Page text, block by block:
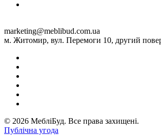
marketing@meblibud.com.ua
м. Житомир, вул. Перемоги 10, другий
© 2026 МебліБуд. Все права захищені.
Публічна угода